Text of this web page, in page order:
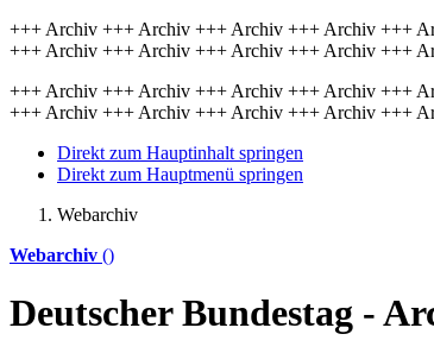
+++ Archiv +++ Archiv +++ Archiv +++ Archiv +++
+++ Archiv +++ Archiv +++ Archiv +++ Archiv +++
+++ Archiv +++ Archiv +++ Archiv +++ Archiv +++
+++ Archiv +++ Archiv +++ Archiv +++ Archiv +++
Direkt zum Hauptinhalt springen
Direkt zum Hauptmenü springen
Webarchiv
Webarchiv ()
Deutscher Bundestag -